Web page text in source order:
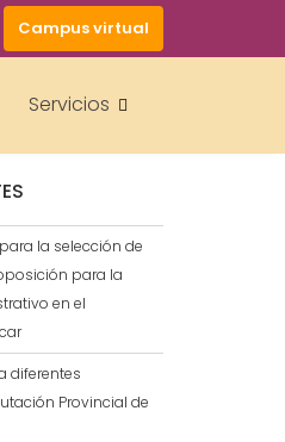
Campus virtual
Servicios
la selección de
para la
en el
diferentes
Provincial de